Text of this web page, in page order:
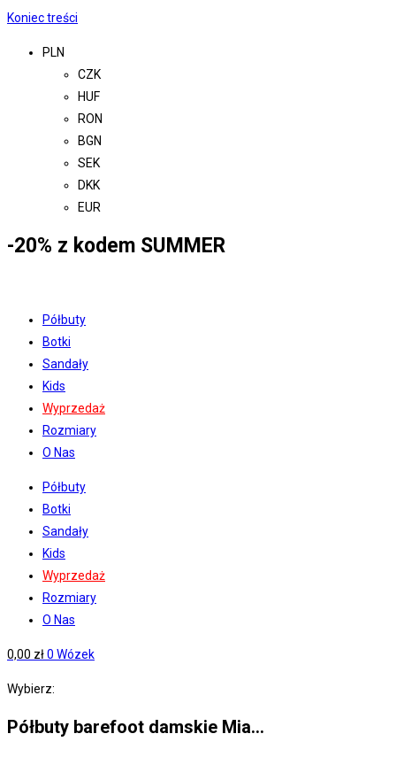
Koniec treści
PLN
CZK
HUF
RON
BGN
SEK
DKK
EUR
-20% z kodem SUMMER
Półbuty
Botki
Sandały
Kids
Wyprzedaż
Rozmiary
O Nas
Półbuty
Botki
Sandały
Kids
Wyprzedaż
Rozmiary
O Nas
0,00 zł0 Wózek
Wybierz:
Półbuty barefoot damskie Mia…